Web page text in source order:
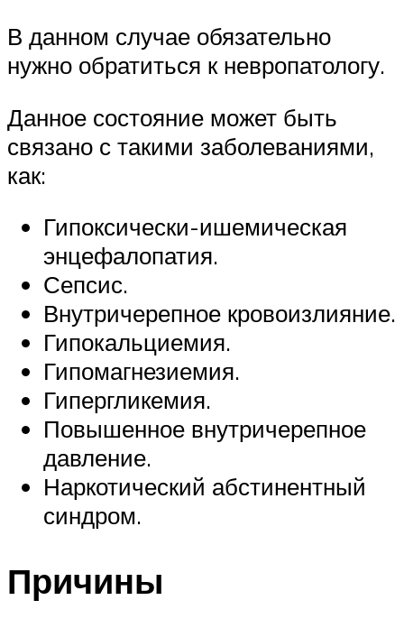
В данном случае обязательно
нужно обратиться к невропатологу.
Данное состояние может быть
связано с такими заболеваниями,
как:
Гипоксически-ишемическая
энцефалопатия.
Сепсис.
Внутричерепное кровоизлияние.
Гипокальциемия.
Гипомагнезиемия.
Гипергликемия.
Повышенное внутричерепное
давление.
Наркотический абстинентный
синдром.
Причины